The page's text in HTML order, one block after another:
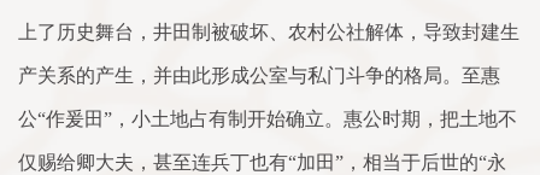
上了历史舞台，井田制被破坏、农村公社解体，导致封建生
产关系的产生，并由此形成公室与私门斗争的格局。至惠
公“作爰田”，小土地占有制开始确立。惠公时期，把土地不
仅赐给卿大夫，甚至连兵丁也有“加田”，相当于后世的“永